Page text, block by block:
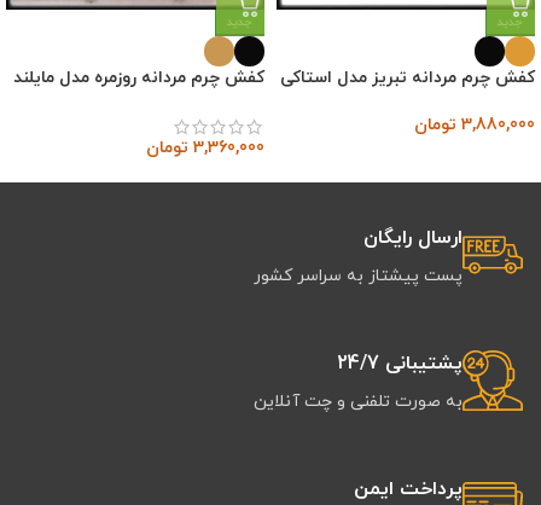
جدید
کفش چرم مردانه تبریز مدل استاکی
3,880,000 تومان
جدید
کفش چرم مردانه روزمره مدل مایلند
3,360,000 تومان
ارسال رایگان
پست پیشتاز به سراسر کشور
پشتیبانی 24/7
به صورت تلفنی و چت آنلاین
پرداخت ایمن